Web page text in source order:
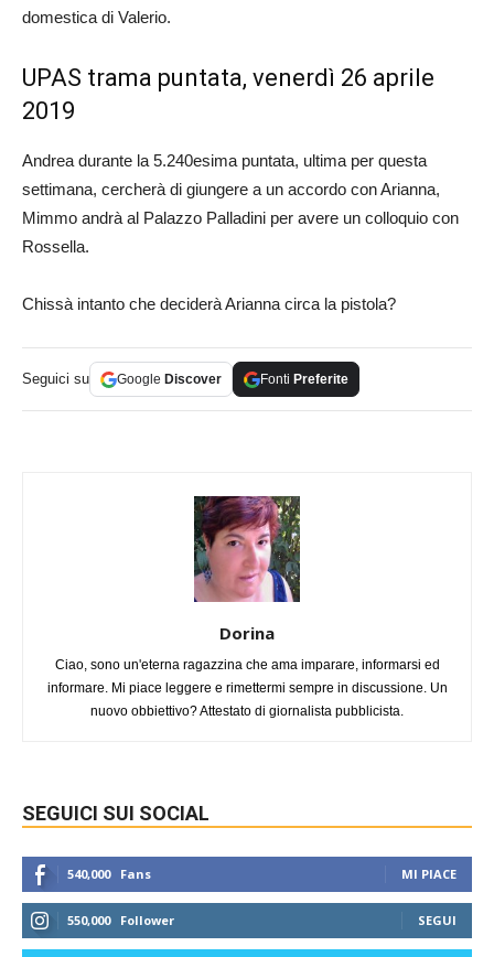
domestica di Valerio.
UPAS trama puntata, venerdì 26 aprile
2019
Andrea durante la 5.240esima puntata, ultima per questa
settimana, cercherà di giungere a un accordo con Arianna,
Mimmo andrà al Palazzo Palladini per avere un colloquio con
Rossella.
Chissà intanto che deciderà Arianna circa la pistola?
Seguici su Google Discover Fonti Preferite
Dorina
Ciao, sono un'eterna ragazzina che ama imparare, informarsi ed
informare. Mi piace leggere e rimettermi sempre in discussione. Un
nuovo obbiettivo? Attestato di giornalista pubblicista.
SEGUICI SUI SOCIAL
540,000 Fans MI PIACE
550,000 Follower SEGUI